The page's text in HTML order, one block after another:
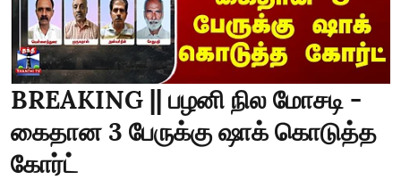
BREAKING || பழனி நில மோசடி -
கைதான 3 பேருக்கு ஷாக் கொடுத்த
கோர்ட்